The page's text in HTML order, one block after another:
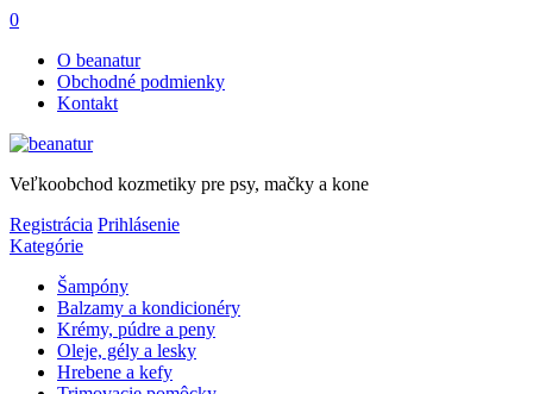
0
O beanatur
Obchodné podmienky
Kontakt
Veľkoobchod kozmetiky pre psy, mačky a kone
Registrácia Prihlásenie
Kategórie
Šampóny
Balzamy a kondicionéry
Krémy, púdre a peny
Oleje, gély a lesky
Hrebene a kefy